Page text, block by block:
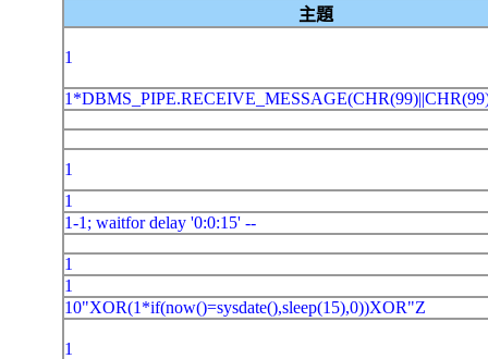
主題
1
1
1
1-1; waitfor delay '0:0:15' --
1
1
10"XOR(1*if(now()=sysdate(),sleep(15),0))XOR"Z
1